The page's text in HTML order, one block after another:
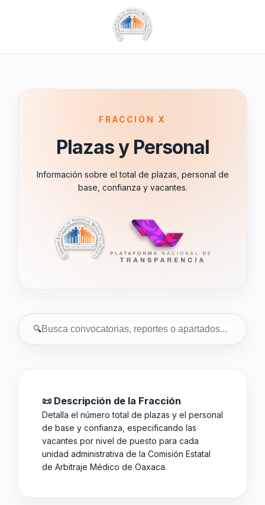
FRACCIÓN X
Plazas y Personal
Información sobre el total de plazas, personal de
base, confianza y vacantes.
🔍
📜 Descripción de la Fracción
Detalla el número total de plazas y el personal
de base y confianza, especificando las
vacantes por nivel de puesto para cada
unidad administrativa de la Comisión Estatal
de Arbitraje Médico de Oaxaca.